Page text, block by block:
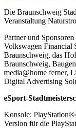
Die Braunschweig
Veranstaltung
Partner und
Volkswagen Financial
Braunschweig, das
Braunschweig,
media@home ferner,
Digital Advertising
eSport-
Konsole:
Version für die